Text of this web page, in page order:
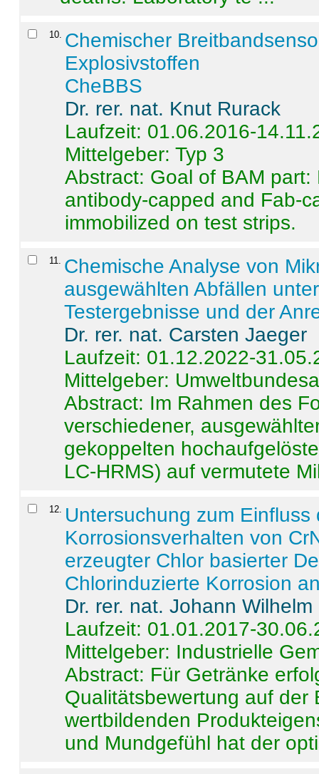
10 Chemischer
Explosivstoffen
CheBBS
Dr. rer. nat. Knut Rurack
Laufzeit: 01.06.2016-
Mittelgeber: Typ 3
Abstract: Goal of BAM
antibody-capped and Fab-
immobilized on test strips.
11
Chemische Analyse von
ausgewählten Abfällen
Testergebnisse und der
Dr. rer. nat. Carsten Jaeger
Laufzeit: 01.12.2022-
Mittelgeber:
Abstract: Im Rahmen des
verschiedener,
gekoppelten
LC-HRMS) auf vermutete
12
Untersuchung zum
Korrosionsverhalten von
erzeugter Chlor basierter
Chlorinduzierte Korrosion
Dr. rer. nat. Johann
Laufzeit: 01.01.2017-
Mittelgeber: Industrielle
Abstract: Für Getränke
Qualitätsbewertung auf der
wertbildenden
und Mundgefühl hat der